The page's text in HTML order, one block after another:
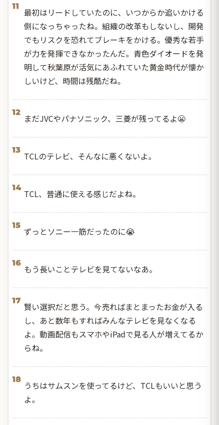
11
最初はリードしていたのに、いつからか追いかける
側になっちゃったね。組織の改革もしないし、開発
でもリスクを恐れてブレーキをかける。優秀な若手
が力を発揮できなかったんだ。青色ダイオードを発
明して秋葉原が活気にあふれていた黄金時代が懐か
しいけど、時間は残酷だね。
12
まだJVCやパナソニック、三菱が残ってるよ😬
13
TCLのテレビ、そんなに悪くないよ。
14
TCL、普通に使える感じだよね。
15
ずっとソニー一筋だったのに😭
16
もう長いことテレビを見てないなあ。
17
賢い選択だと思う。今売ればまとまったお金が入る
し、あと数年もすればみんなテレビを見なくなる
よ。動画配信もスマホやiPadで見る人が増えてるか
らね。
18
うちはサムスンを使ってるけど、TCLもいいと思う
よ。